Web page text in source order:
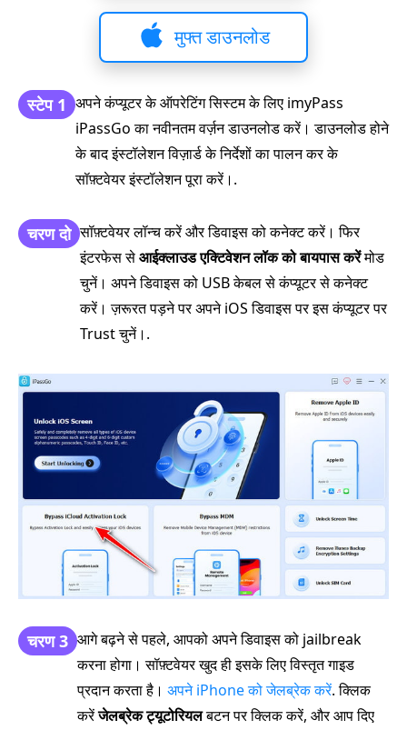
मुफ्त डाउनलोड
स्टेप 1 अपने कंप्यूटर के ऑपरेटिंग सिस्टम के लिए imyPass
iPassGo का नवीनतम वर्ज़न डाउनलोड करें। डाउनलोड होने
के बाद इंस्टॉलेशन विज़ार्ड के निर्देशों का पालन कर के
सॉफ़्टवेयर इंस्टॉलेशन पूरा करें।.
चरण दो सॉफ़्टवेयर लॉन्च करें और डिवाइस को कनेक्ट करें। फिर
इंटरफेस सेआईक्लाउड एक्टिवेशन लॉक को बायपास करेंमोड
चुनें। अपने डिवाइस को USB केबल से कंप्यूटर से कनेक्ट
करें। ज़रूरत पड़ने पर अपने iOS डिवाइस पर इस कंप्यूटर पर
Trust चुनें।.
चरण 3 आगे बढ़ने से पहले, आपको अपने डिवाइस को jailbreak
करना होगा। सॉफ़्टवेयर खुद ही इसके लिए विस्तृत गाइड
प्रदान करता है। अपने iPhone को जेलब्रेक करें. क्लिक
करेंजेलब्रेक ट्यूटोरियलबटन पर क्लिक करें, और आप दिए